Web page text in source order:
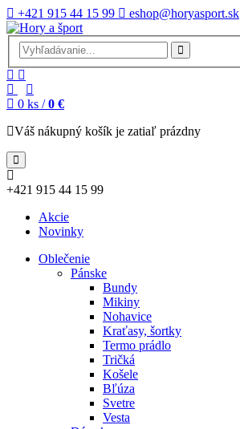
+421 915 44 15 99 eshop@horyasport.sk
0 ks / 0 €
Váš nákupný košík je zatiaľ prázdny
+421 915 44 15 99
Akcie
Novinky
Oblečenie
Pánske
Bundy
Mikiny
Nohavice
Kraťasy, šortky
Termo prádlo
Tričká
Košele
Bľúza
Svetre
Vesta